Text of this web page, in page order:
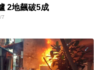
2地飆破5成
7